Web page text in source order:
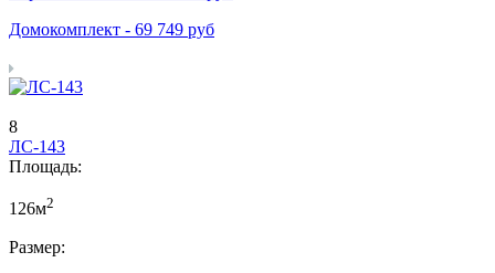
Домокомплект - 69 749 руб
8
ЛС-143
Площадь:
126м2
Размер: